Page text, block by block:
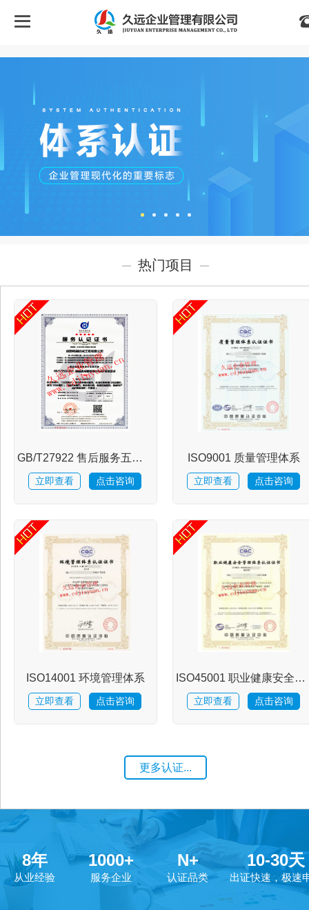
招
聘
热门项目
GB/T27922 售后服务五星评价
立即查看 点击咨询
ISO9001 质量管理体系
立即查看 点击咨询
ISO14001 环境管理体系
立即查看 点击咨询
ISO45001 职业健康安全管理体系
立即查看 点击咨询
更多认证...
8年
从业经验
1000+
服务企业
N+
认证品类
10-30天
出证快速，极速